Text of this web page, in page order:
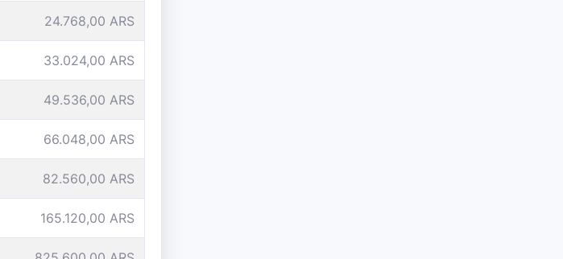
24.768,00 ARS
33.024,00 ARS
49.536,00 ARS
66.048,00 ARS
82.560,00 ARS
165.120,00 ARS